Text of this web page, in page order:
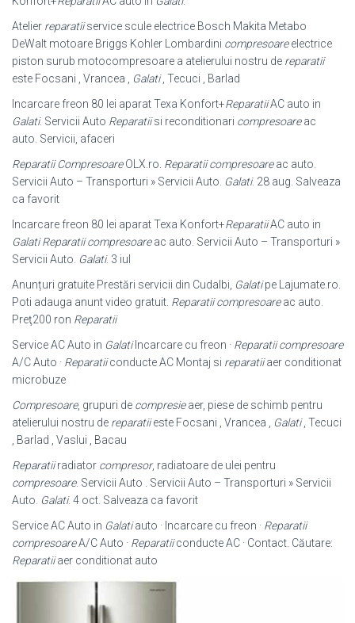
Atelier reparatiiservice scule electrice Bosch Makita Metabo
DeWalt motoare Briggs Kohler Lombardini compresoareelectrice
piston surub motocompresoare a atelierului nostru de reparatii
este Focsani , Vrancea ,
Galati, Tecuci , Barlad
Incarcare freon 80 lei aparat Texa Konfort+ReparatiiAC auto in
Galati. Servicii Auto Reparatiisi reconditionari compresoareac
auto. Servicii, afaceri
Reparatii CompresoareOLX.ro. Reparatii compresoareac auto.
Servicii Auto – Transporturi » Servicii Auto. Galati. 28 aug. Salveaza
ca favorit
Incarcare freon 80 lei aparat Texa Konfort+ReparatiiAC auto in
Galati Reparatii compresoareac auto. Servicii Auto – Transporturi »
Servicii Auto. Galati. 3 iul
Anunțuri gratuite Prestări servicii din Cudalbi, Galatipe Lajumate.ro.
Poti adauga anunt video gratuit. Reparatii compresoareac auto.
Preţ200 ron Reparatii
Service AC Auto in GalatiIncarcare cu freon · Reparatii compresoare
A/C Auto · Reparatiiconducte AC Montaj si reparatiiaer conditionat
microbuze
Compresoare, grupuri de compresieaer, piese de schimb pentru
atelierului nostru de reparatiieste Focsani , Vrancea , Galati, Tecuci
, Barlad , Vaslui , Bacau
Reparatiiradiator compresor, radiatoare de ulei pentru
compresoare. Servicii Auto . Servicii Auto – Transporturi » Servicii
Auto. Galati. 4 oct. Salveaza ca favorit
Service AC Auto in Galatiauto · Incarcare cu freon · Reparatii
compresoareA/C Auto · Reparatiiconducte AC · Contact. Căutare:
Reparatiiaer conditionat auto